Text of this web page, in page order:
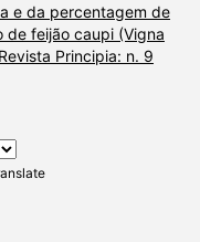
e da percentagem de
de feijão caupi (Vigna
Revista Principia: n. 9